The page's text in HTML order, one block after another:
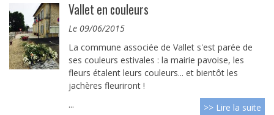
Vallet en couleurs
le 09/06/2015
La commune associée de Vallet s'est parée de
ses couleurs estivales : la mairie pavoise, les
fleurs étalent leurs couleurs... et bientôt les
jachères fleuriront !
...
>> Lire la suite